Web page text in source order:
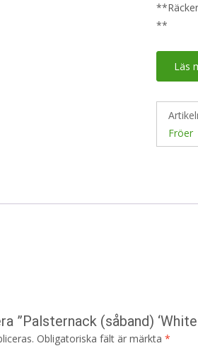
**
Läs
Fröer
”Palsternack (såband) ‘White
Obligatoriska fält är märkta *